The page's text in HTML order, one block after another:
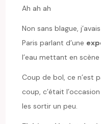
Ah ah ah
Non sans blague,
Paris parlant d’une
l’eau mettant en
Coup de bol, ce n’est
coup, c’était
les sortir un peu.